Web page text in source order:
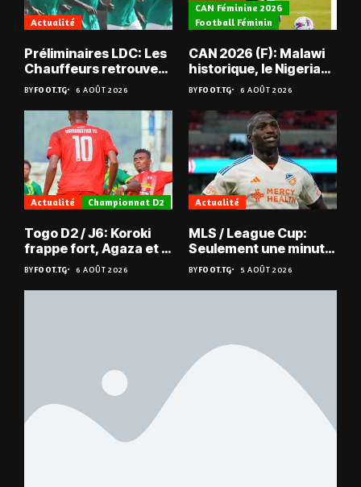
Actualité
Préliminaires LDC: Les
Chauffeurs retrouvent
les Mimos
BYFOOT.TG 6 AOÛT 2026
CAN Féminine 2026
Football Féminin
CAN 2026 (F): Malawi
historique, le Nigeria
sauvé, la Zambie
éliminée
BYFOOT.TG 6 AOÛT 2026
Actualité Championnat D2
Togo D2 / J6: Koroki
frappe fort, Agaza et la
JCA assurent,
suspense avant Sara
FC – Doumbé FC
BYFOOT.TG 6 AOÛT 2026
Actualité
MLS / League Cup:
Seulement une minute
de jeu pour Kévin
Denkey
BYFOOT.TG 5 AOÛT 2026